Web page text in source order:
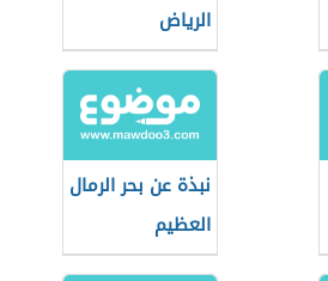
الرياض
نبذة عن بحر الرمال
العظيم